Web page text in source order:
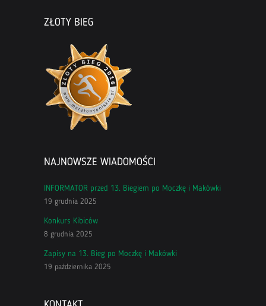
ZŁOTY BIEG
NAJNOWSZE WIADOMOŚCI
INFORMATOR przed 13. Biegiem po Moczkę i Makówki
19 grudnia 2025
Konkurs Kibiców
8 grudnia 2025
Zapisy na 13. Bieg po Moczkę i Makówki
19 października 2025